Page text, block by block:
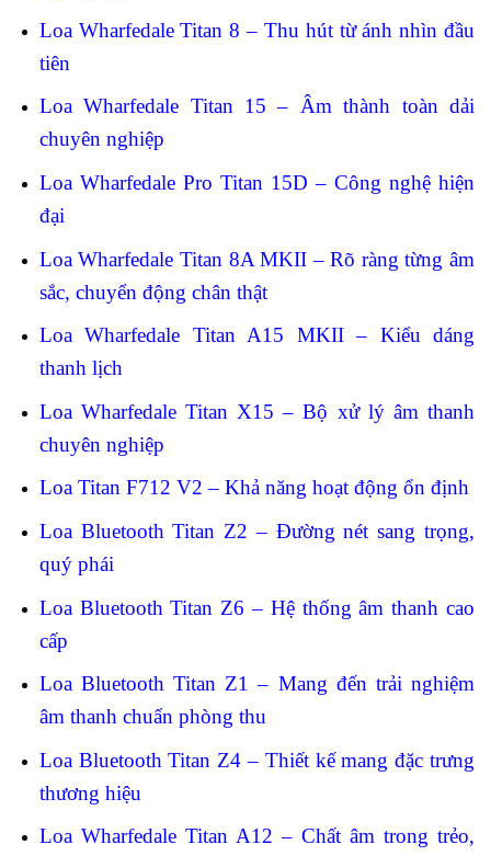
Loa Wharfedale Titan 8 – Thu hút từ ánh nhìn đầu
tiên
Loa Wharfedale Titan 15 – Âm thành toàn dải
chuyên nghiệp
Loa Wharfedale Pro Titan 15D – Công nghệ hiện
đại
Loa Wharfedale Titan 8A MKII – Rõ ràng từng âm
sắc, chuyển động chân thật
Loa Wharfedale Titan A15 MKII – Kiểu dáng
thanh lịch
Loa Wharfedale Titan X15 – Bộ xử lý âm thanh
chuyên nghiệp
Loa Titan F712 V2 – Khả năng hoạt động ổn định
Loa Bluetooth Titan Z2 – Đường nét sang trọng,
quý phái
Loa Bluetooth Titan Z6 – Hệ thống âm thanh cao
cấp
Loa Bluetooth Titan Z1 – Mang đến trải nghiệm
âm thanh chuẩn phòng thu
Loa Bluetooth Titan Z4 – Thiết kế mang đặc trưng
thương hiệu
Loa Wharfedale Titan A12 – Chất âm trong trẻo,